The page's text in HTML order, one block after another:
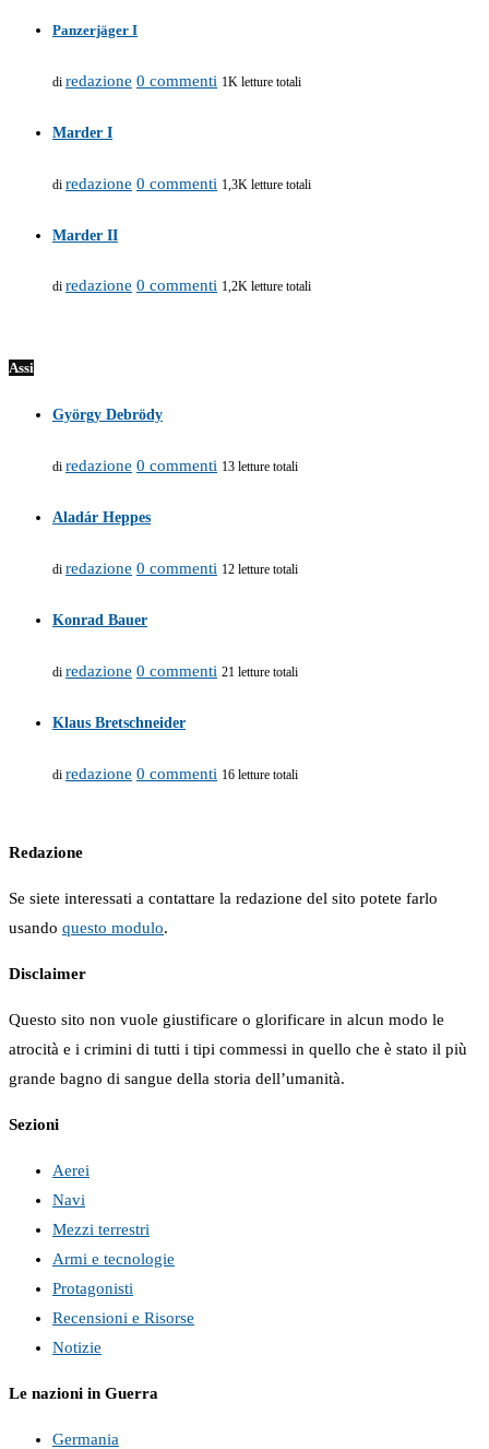
Panzerjäger I
di redazione 0 commenti 1K letture totali
Marder I
di redazione 0 commenti 1,3K letture totali
Marder II
di redazione 0 commenti 1,2K letture totali
Assi
György Debrödy
di redazione 0 commenti 13 letture totali
Aladár Heppes
di redazione 0 commenti 12 letture totali
Konrad Bauer
di redazione 0 commenti 21 letture totali
Klaus Bretschneider
di redazione 0 commenti 16 letture totali
Redazione
Se siete interessati a contattare la redazione del sito potete farlo
usando questo modulo.
Disclaimer
Questo sito non vuole giustificare o glorificare in alcun modo le
atrocità e i crimini di tutti i tipi commessi in quello che è stato il più
grande bagno di sangue della storia dell’umanità.
Sezioni
Aerei
Navi
Mezzi terrestri
Armi e tecnologie
Protagonisti
Recensioni e Risorse
Notizie
Le nazioni in Guerra
Germania